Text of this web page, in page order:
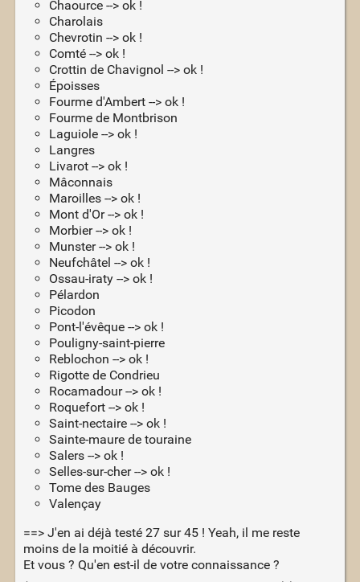
Chaource --> ok !
Charolais
Chevrotin --> ok !
Comté --> ok !
Crottin de Chavignol --> ok !
Époisses
Fourme d'Ambert --> ok !
Fourme de Montbrison
Laguiole --> ok !
Langres
Livarot --> ok !
Mâconnais
Maroilles --> ok !
Mont d'Or --> ok !
Morbier --> ok !
Munster --> ok !
Neufchâtel --> ok !
Ossau-iraty --> ok !
Pélardon
Picodon
Pont-l'évêque --> ok !
Pouligny-saint-pierre
Reblochon --> ok !
Rigotte de Condrieu
Rocamadour --> ok !
Roquefort --> ok !
Saint-nectaire --> ok !
Sainte-maure de touraine
Salers --> ok !
Selles-sur-cher --> ok !
Tome des Bauges
Valençay
==> J'en ai déjà testé 27 sur 45 ! Yeah, il me reste
moins de la moitié à découvrir.
Et vous ? Qu'en est-il de votre connaissance ?